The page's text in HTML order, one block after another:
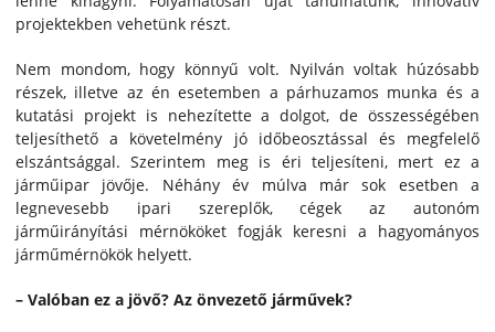
projektekben vehetünk részt.
Nem mondom, hogy könnyű volt. Nyilván voltak húzósabb
részek, illetve az én esetemben a párhuzamos munka és a
kutatási projekt is nehezítette a dolgot, de összességében
teljesíthető a követelmény jó időbeosztással és megfelelő
elszántsággal. Szerintem meg is éri teljesíteni, mert ez a
járműipar jövője. Néhány év múlva már sok esetben a
legnevesebb ipari szereplők, cégek az autonóm
járműirányítási mérnököket fogják keresni a hagyományos
járműmérnökök helyett.
– Valóban ez a jövő? Az önvezető járművek?